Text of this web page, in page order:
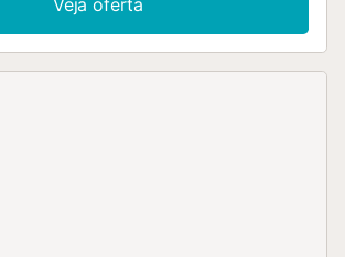
chamadas de vídeo), ar condicionado,
de lavar roupa. Um berço e uma